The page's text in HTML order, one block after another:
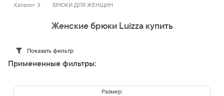
Каталог БРЮКИ ДЛЯ ЖЕНЩИН
Женские брюки Luizza купить
Показать фильтр
Примененные фильтры:
Размер: